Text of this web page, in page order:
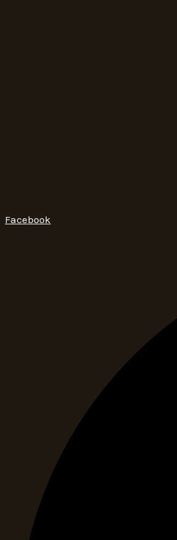
Facebook